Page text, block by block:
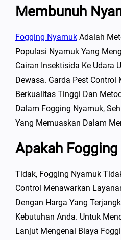
Membunuh
Fogging Nyamuk Adalah
Populasi Nyamuk Yang
Cairan Insektisida Ke Udara
Dewasa. Garda Pest
Berkualitas Tinggi Dan
Dalam Fogging Nyamuk,
Yang Memuaskan Dalam
Apakah Fogging
Tidak, Fogging Nyamuk
Control Menawarkan
Dengan Harga Yang
Kebutuhan Anda. Untuk
Lanjut Mengenai Biaya